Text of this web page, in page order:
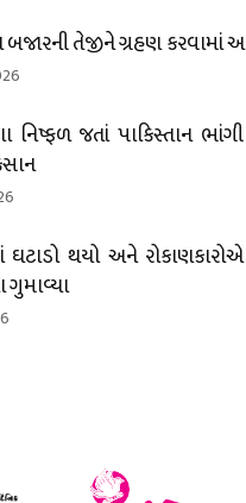
બજારની તેજીને ગ્રહણ
નિષ્ફળ જતાં પાકિસ્તાન
ઘટાડો થયો અને
ગુમાવ્યા